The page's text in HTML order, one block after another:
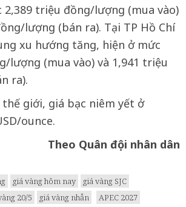
2,389 triệu đồng/lượng (mua vào)
lượng (bán ra). Tại TP Hồ Chí
xu hướng tăng, hiện ở mức
lượng (mua vào) và 1,941 triệu
ra).
giới, giá bạc niêm yết ở
ounce.
Theo Quân đội nhân dân
giá vàng hôm nay
giá vàng SJC
20/5 giá vàng nhẫn
APEC 2027